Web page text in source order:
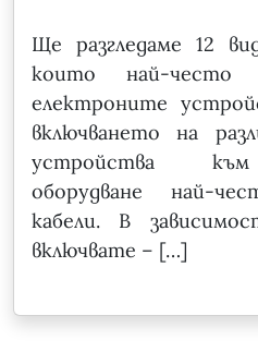
Ще разгледаме 12
които най-често
електроните
включването на
устройства
оборудване най-
кабели. В
включвате – […]